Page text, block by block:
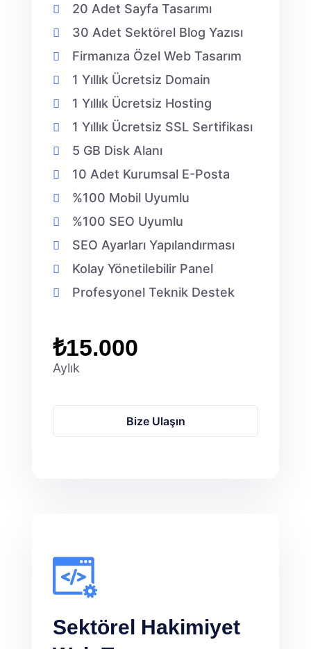
20 Adet Sayfa Tasarımı
30 Adet Sektörel Blog Yazısı
Firmanıza Özel Web Tasarım
1 Yıllık Ücretsiz Domain
1 Yıllık Ücretsiz Hosting
1 Yıllık Ücretsiz SSL Sertifikası
5 GB Disk Alanı
10 Adet Kurumsal E-Posta
%100 Mobil Uyumlu
%100 SEO Uyumlu
SEO Ayarları Yapılandırması
Kolay Yönetilebilir Panel
Profesyonel Teknik Destek
₺15.000
Aylık
Bize Ulaşın
Sektörel Hakimiyet